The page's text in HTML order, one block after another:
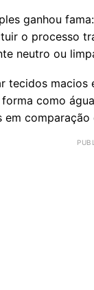
ganhou
o processo
neutro ou
tecidos
como